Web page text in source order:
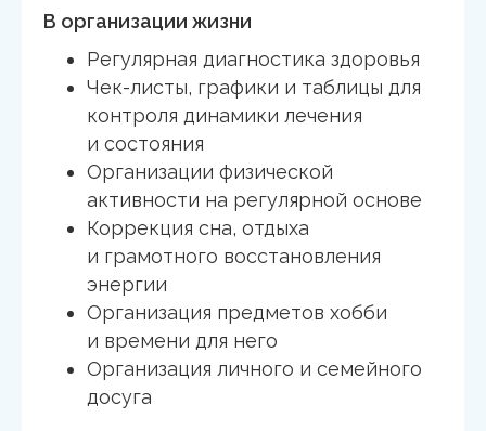
В организации жизни
Регулярная диагностика здоровья
Чек-листы, графики и таблицы для
контроля динамики лечения
и состояния
Организации физической
активности на регулярной основе
Коррекция сна, отдыха
и грамотного восстановления
энергии
Организация предметов хобби
и времени для него
Организация личного и семейного
досуга